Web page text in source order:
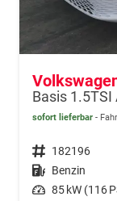
Basis 1.5TSI
sofort lieferbar
Fahrzeugnr. 182196
Kraftstoff Benzin
Leistung 85 kW (116